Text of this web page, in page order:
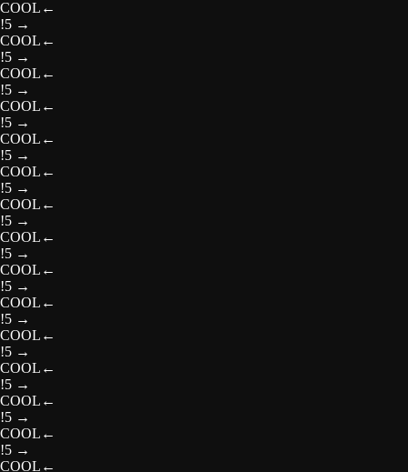
COOL ←
!5 →
COOL ←
!5 →
COOL ←
!5 →
COOL ←
!5 →
COOL ←
!5 →
COOL ←
!5 →
COOL ←
!5 →
COOL ←
!5 →
COOL ←
!5 →
COOL ←
!5 →
COOL ←
!5 →
COOL ←
!5 →
COOL ←
!5 →
COOL ←
!5 →
COOL ←